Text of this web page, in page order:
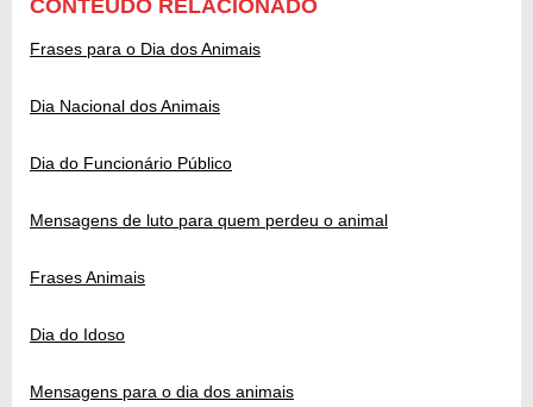
CONTEÚDO RELACIONADO
Frases para o Dia dos Animais
Dia Nacional dos Animais
Dia do Funcionário Público
Mensagens de luto para quem perdeu o animal
Frases Animais
Dia do Idoso
Mensagens para o dia dos animais